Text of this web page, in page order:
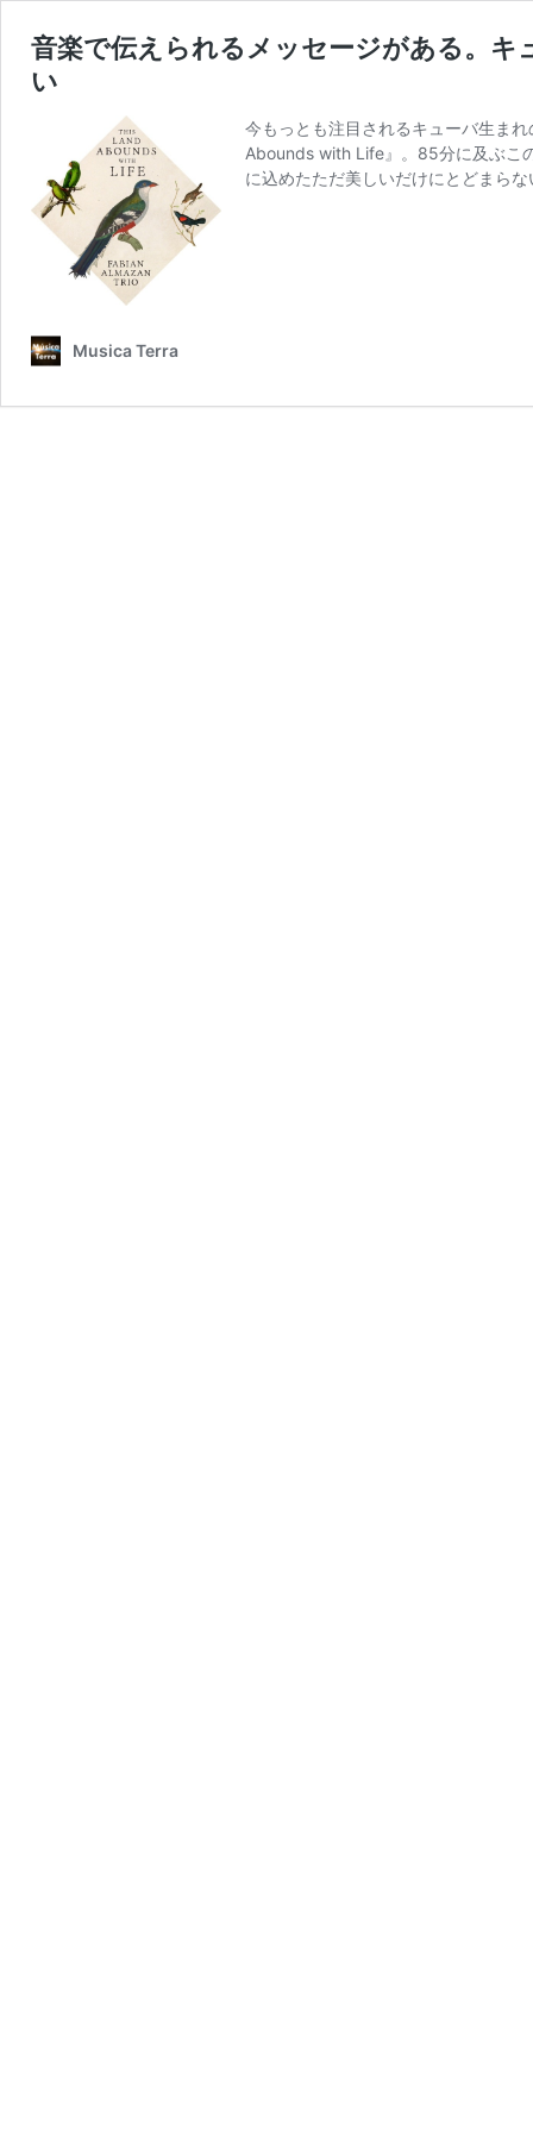
音楽で伝えられるメッセージがある。
い
今もっとも注目されるキューバ生ま
Abounds with Life』。85分に及ぶこ
に込めたただ美しいだけにとどまら
Musica Terra